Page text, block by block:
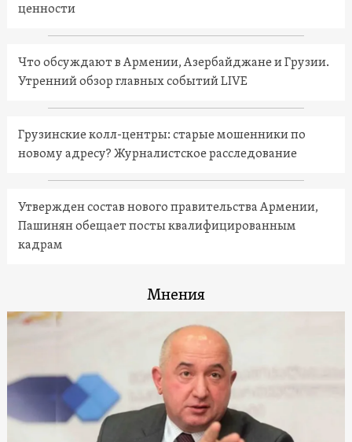
ценности
Что обсуждают в Армении, Азербайджане и Грузии.
Утренний обзор главных событий LIVE
Грузинские колл-центры: старые мошенники по
новому адресу? Журналистское расследование
Утвержден состав нового правительства Армении,
Пашинян обещает посты квалифицированным
кадрам
Мнения